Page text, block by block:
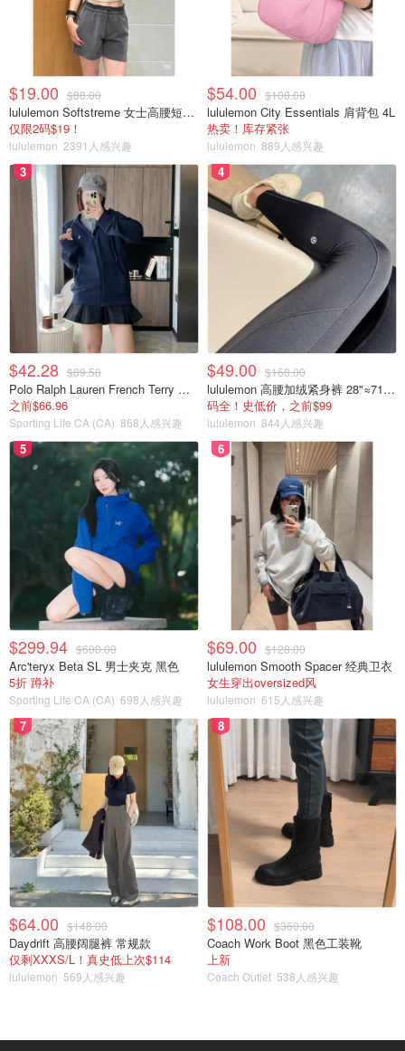
為減肥努力變得更好的你加油！
我的减肥故事
$19.00 $88.00
lululemon Softstreme 女士高腰短裤 10cm
仅限2码$19！
lululemon 2391人感兴趣
$54.00 $108.00
lululemon City Essentials 肩背包 4L
热卖！库存紧张
lululemon 889人感兴趣
3
$42.28 $89.50
Polo Ralph Lauren French Terry 女童连帽卫衣 7-16码
之前$66.96
Sporting Life CA (CA) 868人感兴趣
4
$49.00 $168.00
lululemon 高腰加绒紧身裤 28"≈71cm 5个口袋
码全！史低价，之前$99
lululemon 844人感兴趣
5
$299.94 $600.00
Arc'teryx Beta SL 男士夹克 黑色
5折 蹲补
Sporting Life CA (CA) 698人感兴趣
6
$69.00 $128.00
lululemon Smooth Spacer 经典卫衣
女生穿出oversized风
lululemon 615人感兴趣
7
$64.00 $148.00
Daydrift 高腰阔腿裤 常规款
仅剩XXXS/L！真史低上次$114
lululemon 569人感兴趣
8
$108.00 $360.00
Coach Work Boot 黑色工装靴
上新
Coach Outlet 538人感兴趣